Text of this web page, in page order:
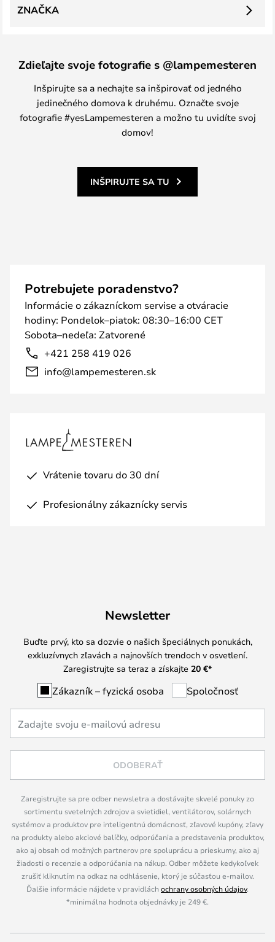
ZNAČKA
Zdieľajte svoje fotografie s @lampemesteren
Inšpirujte sa a nechajte sa inšpirovať od jedného
jedinečného domova k druhému. Označte svoje
fotografie #yesLampemesteren a možno tu uvidíte svoj
domov!
INŠPIRUJTE SA TU
Potrebujete poradenstvo?
Informácie o zákazníckom servise a otváracie
hodiny: Pondelok–piatok: 08:30–16:00 CET
Sobota–nedeľa: Zatvorené
+421 258 419 026
info@lampemesteren.sk
Vrátenie tovaru do 30 dní
Profesionálny zákaznícky servis
Newsletter
Buďte prvý, kto sa dozvie o našich špeciálnych ponukách,
exkluzívnych zľavách a najnovších trendoch v osvetlení.
Zaregistrujte sa teraz a získajte 20 €*
Zákazník – fyzická osoba Spoločnosť
ODOBERAŤ
Zaregistrujte sa pre odber newsletra a dostávajte skvelé ponuky zo
sortimentu svetelných zdrojov a svietidiel, ventilátorov, solárnych
systémov a produktov pre inteligentnú domácnosť, zľavové kupóny, zľavy
na produkty alebo akciové balíčky, odporúčania a predstavenia produktov,
ako aj obsah od možných partnerov pre spoluprácu a prieskumy, ako aj
žiadosti o recenzie a odporúčania na nákup. Odber môžete kedykoľvek
zrušiť kliknutím na odkaz na odhlásenie, ktorý je súčasťou e-mailov.
Ďalšie informácie nájdete v pravidláchochrany osobných údajov.
*minimálna hodnota objednávky je 249 €.